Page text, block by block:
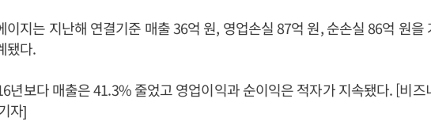
이지는 지난해 연결기준 매출 36억 원, 영업손실 87억 원, 순손실 86억 원을
됐다.
년보다 매출은 41.3% 줄었고 영업이익과 순이익은 적자가 지속됐다. [비즈
자]